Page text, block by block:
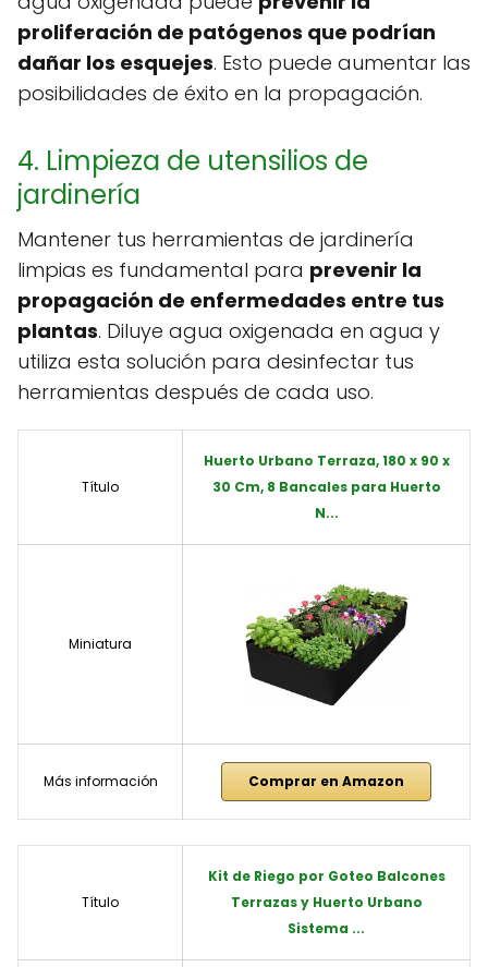
proliferación de patógenos que podrían
dañar los esquejes. Esto puede aumentar las
posibilidades de éxito en la propagación.
4. Limpieza de utensilios de
jardinería
Mantener tus herramientas de jardinería
limpias es fundamental para prevenir la
propagación de enfermedades entre tus
plantas. Diluye agua oxigenada en agua y
utiliza esta solución para desinfectar tus
herramientas después de cada uso.
Título
Huerto Urbano Terraza, 180 x 90 x
30 Cm, 8 Bancales para Huerto
N...
Miniatura
Más información Comprar en Amazon
Título
Kit de Riego por Goteo Balcones
Terrazas y Huerto Urbano
Sistema ...